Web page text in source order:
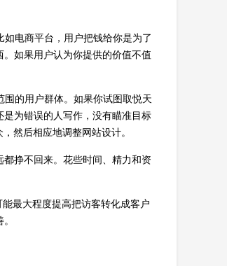
电商平台，用户把钱给你是为了
如果用户认为你提供的价值不值
的用户群体。如果你试图取悦天
为错误的人写作，没有瞄准目标
然后相应地调整网站设计。
挣不回来。花些时间、精力和资
最大程度提高把访客转化成客户